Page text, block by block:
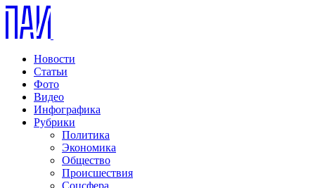
Новости
Статьи
Фото
Видео
Инфографика
Рубрики
Политика
Экономика
Общество
Происшествия
Соцсфера